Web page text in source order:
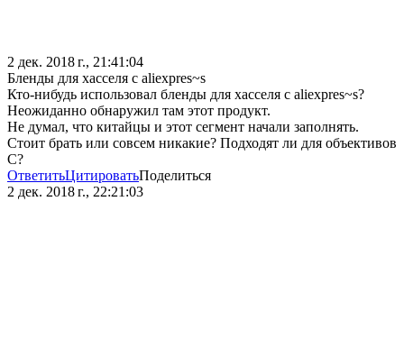
2 дек. 2018 г., 21:41:04
Бленды для хасселя с aliexpres~s
Кто-нибудь использовал бленды для хасселя с aliexpres~s?
Неожиданно обнаружил там этот продукт.
Не думал, что китайцы и этот сегмент начали заполнять.
Стоит брать или совсем никакие? Подходят ли для объективов
C?
ОтветитьЦитироватьПоделиться
2 дек. 2018 г., 22:21:03